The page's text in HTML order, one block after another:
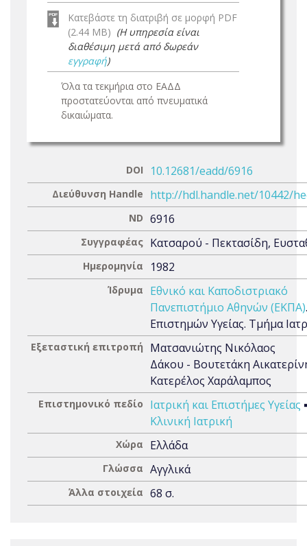
Κατεβάστε τη διατριβή σε μορφή PDF
(2.44 MB) (Η υπηρεσία είναι
διαθέσιμη μετά από δωρεάν
εγγραφή)
Όλα τα τεκμήρια στο ΕΑΔΔ
προστατεύονται από πνευματικά
δικαιώματα.
DOI 10.12681/eadd/6916
Διεύθυνση Handle http://hdl.handle.net/10442/
ND 6916
Συγγραφέας Κατσαρού - Πεκτασίδη,
Ημερομηνία 1982
Ίδρυμα
Εθνικό και Καποδιστριακό
Πανεπιστήμιο Αθηνών (ΕΚΠΑ)
Επιστημών Υγείας. Τμήμα
Εξεταστική επιτροπή
Ματσανιώτης Νικόλαος
Δάκου - Βουτετάκη
Κατερέλος Χαράλαμπος
Επιστημονικό πεδίο Ιατρική και Επιστήμες Υγείας
Κλινική Ιατρική
Χώρα Ελλάδα
Γλώσσα Αγγλικά
Άλλα στοιχεία 68 σ.